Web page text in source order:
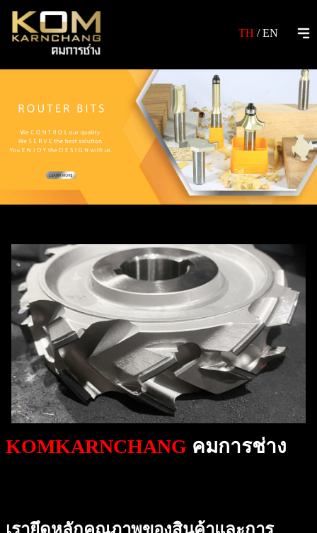
TH / EN
KOMKARNCHANG คมการช่าง
เรายึดหลักคุณภาพของสินค้าและการ